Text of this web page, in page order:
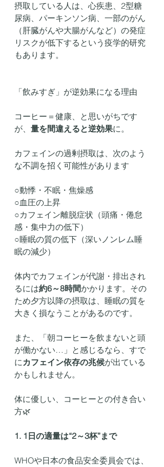
摂取している人は、心疾患、2型糖
尿病、パーキンソン病、一部のがん
（肝臓がんや大腸がんなど）の発症
リスクが低下するという疫学的研究
もあります。
「飲みすぎ」が逆効果になる理由
コーヒー＝健康、と思いがちです
が、 量を間違えると逆効果に。
カフェインの過剰摂取は、次のよう
な不調を招く可能性があります
○動悸・不眠・焦燥感
○血圧の上昇
○カフェイン離脱症状（頭痛・倦怠
感・集中力の低下）
○睡眠の質の低下（深いノンレム睡
眠の減少）
体内でカフェインが代謝・排出され
るには約6～8時間かかります。その
ため夕方以降の摂取は、睡眠の質を
大きく損なうことがあるのです。
また、「朝コーヒーを飲まないと頭
が働かない…」と感じるなら、すで
にカフェイン依存の兆候が出ている
かもしれません。
体に優しい、コーヒーとの付き合い
方🌿
1. 1日の適量は“2～3杯”まで
WHOや日本の食品安全委員会では、